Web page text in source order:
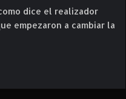
dice el realizador
empezaron a cambiar la